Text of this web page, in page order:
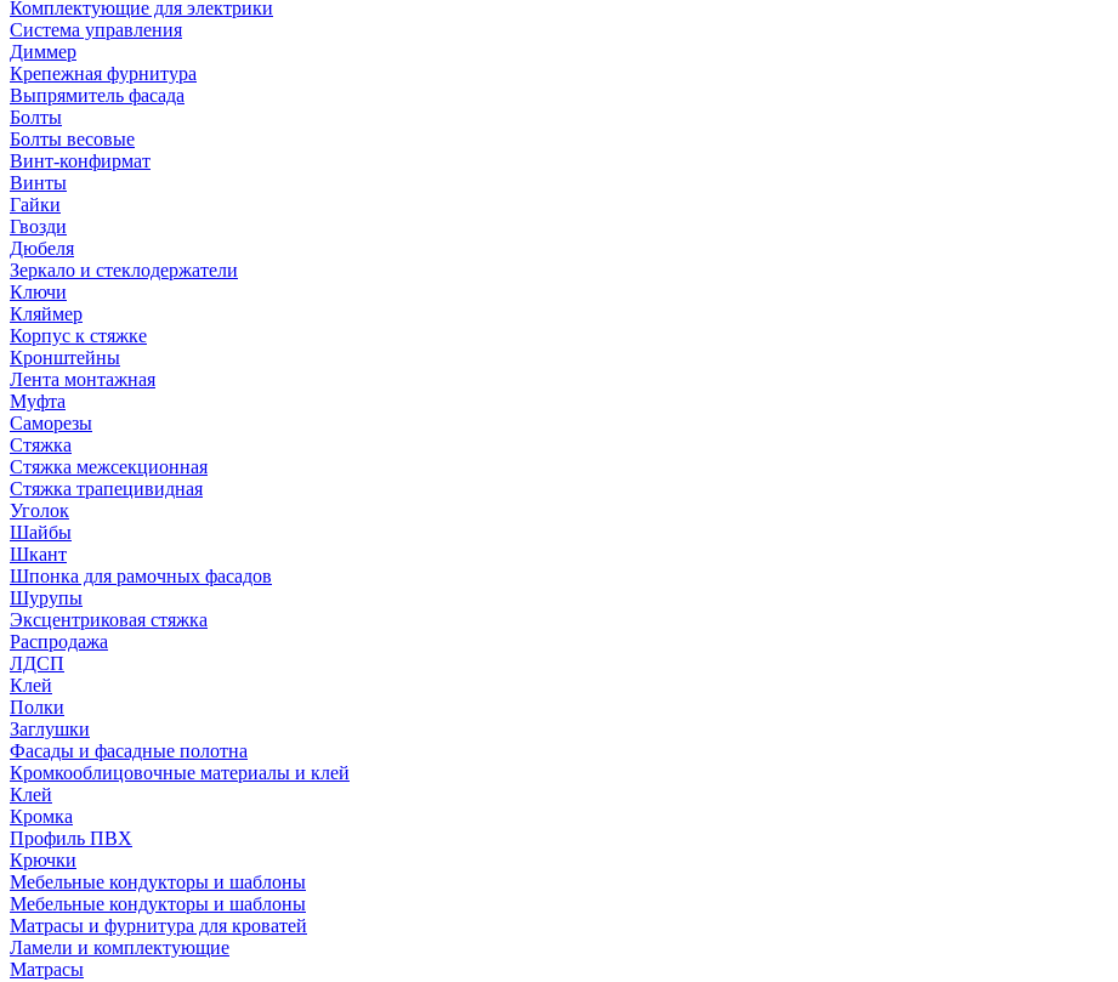
Комплектующие для электрики
Система управления
Диммер
Крепежная фурнитура
Выпрямитель фасада
Болты
Болты весовые
Винт-конфирмат
Винты
Гайки
Гвозди
Дюбеля
Зеркало и стеклодержатели
Ключи
Кляймер
Корпус к стяжке
Кронштейны
Лента монтажная
Муфта
Саморезы
Стяжка
Стяжка межсекционная
Стяжка трапецивидная
Уголок
Шайбы
Шкант
Шпонка для рамочных фасадов
Шурупы
Эксцентриковая стяжка
Распродажа
ЛДСП
Клей
Полки
Заглушки
Фасады и фасадные полотна
Кромкооблицовочные материалы и клей
Клей
Кромка
Профиль ПВХ
Крючки
Мебельные кондукторы и шаблоны
Мебельные кондукторы и шаблоны
Матрасы и фурнитура для кроватей
Ламели и комплектующие
Матрасы